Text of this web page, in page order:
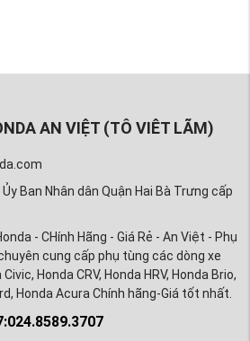
AN VIỆT (TÔ VIÊT LÃM)
Ban Nhân dân Quận Hai Bà Trưng cấp
- CHính Hãng - Giá Rẻ - An Việt - Phụ
cung cấp phụ tùng các dòng xe
Honda CRV, Honda HRV, Honda Brio,
Honda Acura Chính hãng-Giá tốt nhất.